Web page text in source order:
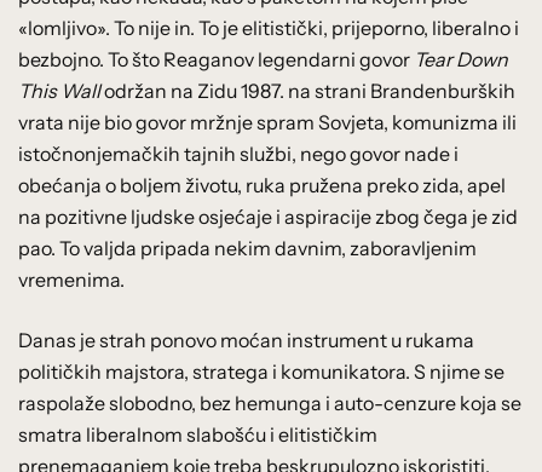
«lomljivo». To nije in. To je elitistički, prijeporno, liberalno i
bezbojno. To što Reaganov legendarni govor Tear Down
This Wallodržan na Zidu 1987. na strani Brandenburških
vrata nije bio govor mržnje spram Sovjeta, komunizma ili
istočnonjemačkih tajnih službi, nego govor nade i
obećanja o boljem životu, ruka pružena preko zida, apel
na pozitivne ljudske osjećaje i aspiracije zbog čega je zid
pao. To valjda pripada nekim davnim, zaboravljenim
vremenima.
Danas je strah ponovo moćan instrument u rukama
političkih majstora, stratega i komunikatora. S njime se
raspolaže slobodno, bez hemunga i auto-cenzure koja se
smatra liberalnom slabošću i elitističkim
prenemaganjem koje treba beskrupulozno iskoristiti.